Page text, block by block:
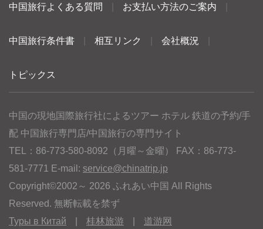
中国旅行よくある質問 お支払い方法のご案内
中国旅行条件書 相互リンク 会社概況
トピックス
中国の現地国際旅行社によるツアー ホテル 鉄道の予約/手
配 中国旅行専門店/中国旅行の専門サイト
TEL：86-773-580-8092（月曜～金曜） FAX：86-773-
581-7771 E-mail: service@chinatrip.jp
Copyright©2002～ 2026 ふれあい中国 All Rights
Reserved. 無断転載を禁ず
Туры в Китай
桂林旅游 道游网